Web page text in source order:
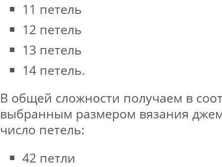
11 петель
12 петель
13 петель
14 петель.
В общей сложности получаем в
выбранным размером вязания
число петель:
42 петли